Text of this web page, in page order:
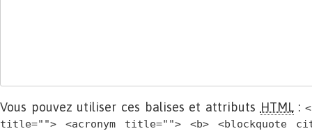
Vous pouvez utiliser ces balises et attributs HTML:
title=""> <acronym title=""> <b> <blockquote